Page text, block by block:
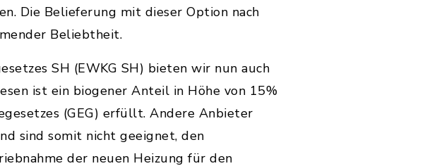
Die Belieferung mit dieser Option nach
Beliebtheit.
SH (EWKG SH) bieten wir nun auch
ist ein biogener Anteil in Höhe von 15%
(GEG) erfüllt. Andere Anbieter
sind somit nicht geeignet, den
der neuen Heizung für den